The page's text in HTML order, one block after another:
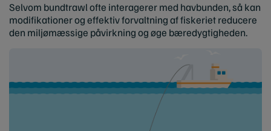
Selvom bundtrawl ofte interagerer med havbunden, så kan
modifikationer og effektiv forvaltning af fiskeriet reducere
den miljømæssige påvirkning og øge bæredygtigheden.